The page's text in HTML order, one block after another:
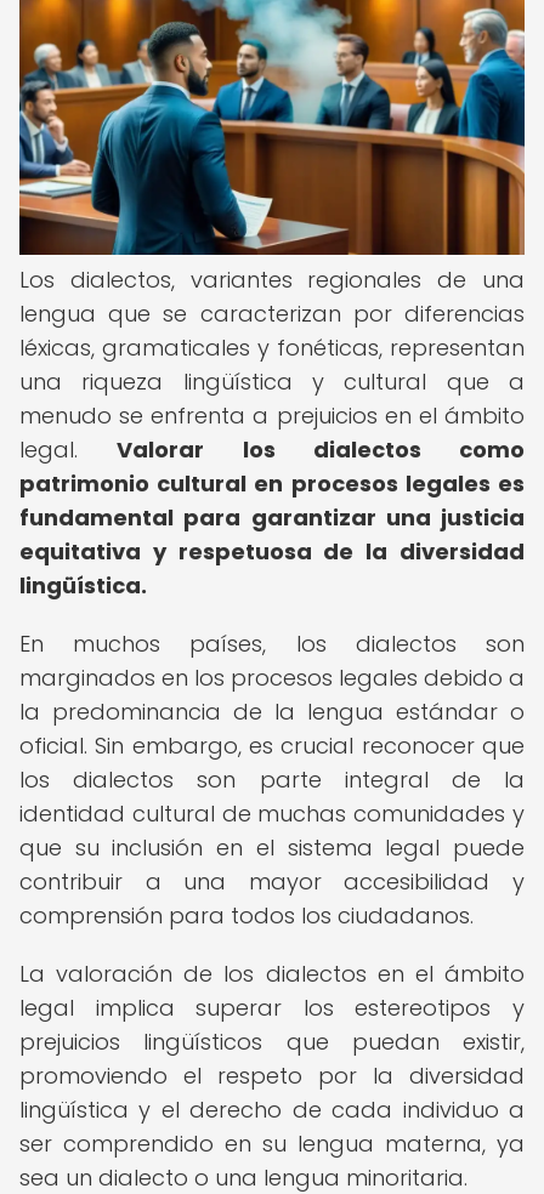
Los dialectos, variantes regionales de una
lengua que se caracterizan por diferencias
léxicas, gramaticales y fonéticas, representan
una riqueza lingüística y cultural que a
menudo se enfrenta a prejuicios en el ámbito
legal.Valorar los dialectos como
patrimonio cultural en procesos legales es
fundamental para garantizar una justicia
equitativa y respetuosa de la diversidad
lingüística.
En muchos países, los dialectos son
marginados en los procesos legales debido a
la predominancia de la lengua estándar o
oficial. Sin embargo, es crucial reconocer que
los dialectos son parte integral de la
identidad cultural de muchas comunidades y
que su inclusión en el sistema legal puede
contribuir a una mayor accesibilidad y
comprensión para todos los ciudadanos.
La valoración de los dialectos en el ámbito
legal implica superar los estereotipos y
prejuicios lingüísticos que puedan existir,
promoviendo el respeto por la diversidad
lingüística y el derecho de cada individuo a
ser comprendido en su lengua materna, ya
sea un dialecto o una lengua minoritaria.